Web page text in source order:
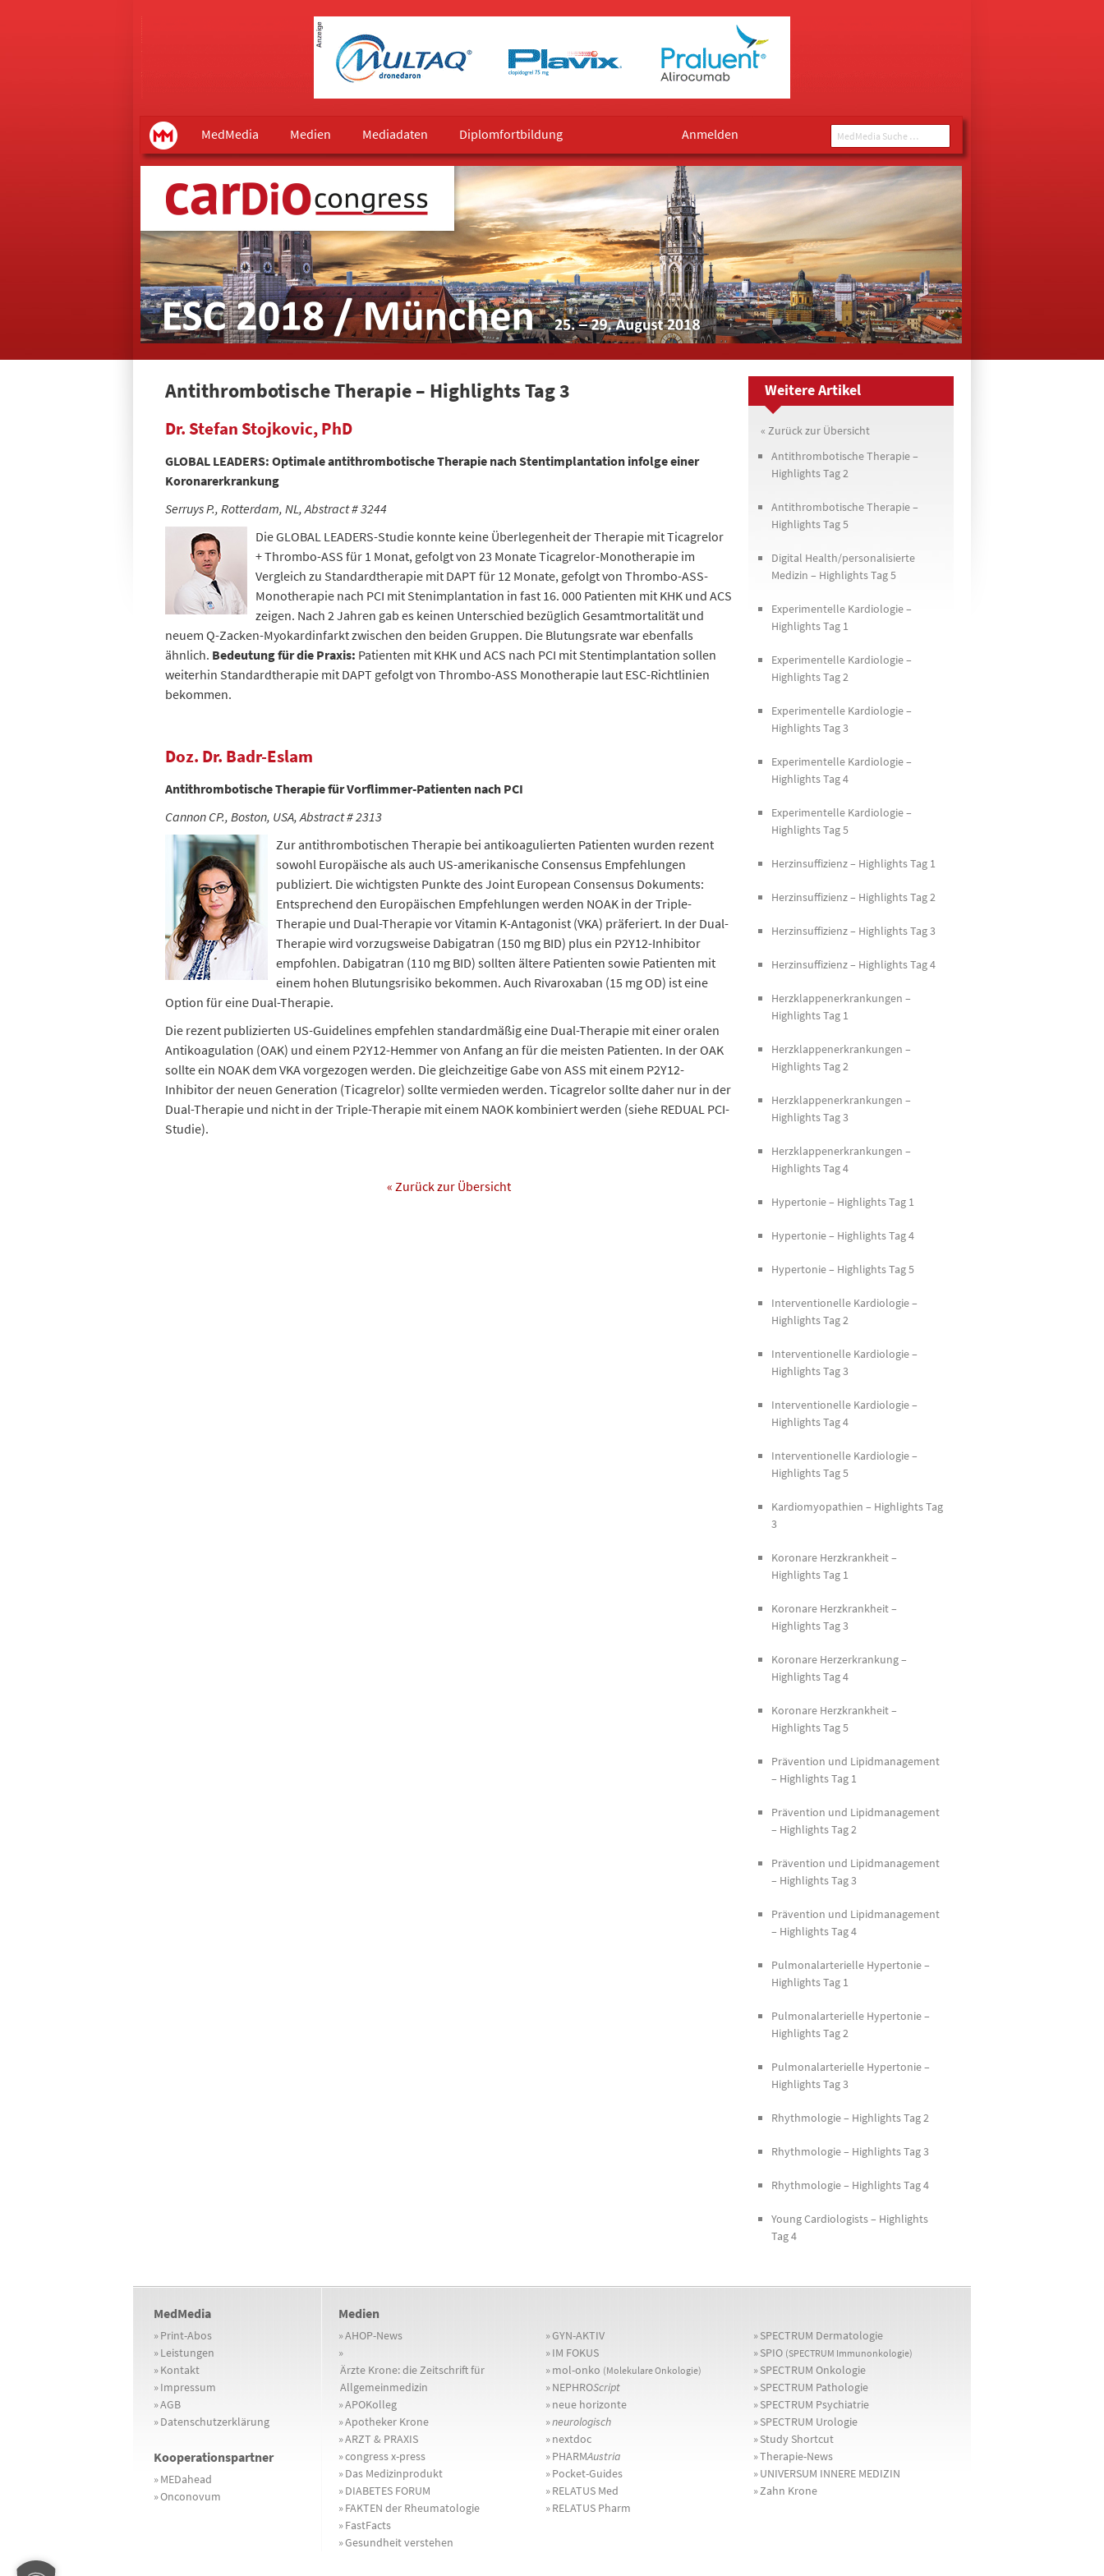
Main menu
MedMediaMedMedia Medien Mediadaten Diplomfortbildung Anmelden MedMedia Suche ...
Antithrombotische Therapie – Highlights Tag 3
Dr. Stefan Stojkovic, PhD
GLOBAL LEADERS: Optimale antithrombotische Therapie nach Stentimplantation infolge einer
Koronarerkrankung
Serruys P., Rotterdam, NL, Abstract # 3244
Die GLOBAL LEADERS-Studie konnte keine Überlegenheit der Therapie mit Ticagrelor
+ Thrombo-ASS für 1 Monat, gefolgt von 23 Monate Ticagrelor-Monotherapie im
Vergleich zu Standardtherapie mit DAPT für 12 Monate, gefolgt von Thrombo-ASS-
Monotherapie nach PCI mit Stenimplantation in fast 16. 000 Patienten mit KHK und ACS
zeigen. Nach 2 Jahren gab es keinen Unterschied bezüglich Gesamtmortalität und
neuem Q-Zacken-Myokardinfarkt zwischen den beiden Gruppen. Die Blutungsrate war ebenfalls
ähnlich. Bedeutung für die Praxis: Patienten mit KHK und ACS nach PCI mit Stentimplantation sollen
weiterhin Standardtherapie mit DAPT gefolgt von Thrombo-ASS Monotherapie laut ESC-Richtlinien
bekommen.
Doz. Dr. Badr-Eslam
Antithrombotische Therapie für Vorflimmer-Patienten nach PCI
Cannon CP., Boston, USA, Abstract # 2313
Zur antithrombotischen Therapie bei antikoagulierten Patienten wurden rezent
sowohl Europäische als auch US-amerikanische Consensus Empfehlungen
publiziert. Die wichtigsten Punkte des Joint European Consensus Dokuments:
Entsprechend den Europäischen Empfehlungen werden NOAK in der Triple-
Therapie und Dual-Therapie vor Vitamin K-Antagonist (VKA) präferiert. In der Dual-
Therapie wird vorzugsweise Dabigatran (150 mg BID) plus ein P2Y12-Inhibitor
empfohlen. Dabigatran (110 mg BID) sollten ältere Patienten sowie Patienten mit
einem hohen Blutungsrisiko bekommen. Auch Rivaroxaban (15 mg OD) ist eine
Option für eine Dual-Therapie.
Die rezent publizierten US-Guidelines empfehlen standardmäßig eine Dual-Therapie mit einer oralen
Antikoagulation (OAK) und einem P2Y12-Hemmer von Anfang an für die meisten Patienten. In der OAK
sollte ein NOAK dem VKA vorgezogen werden. Die gleichzeitige Gabe von ASS mit einem P2Y12-
Inhibitor der neuen Generation (Ticagrelor) sollte vermieden werden. Ticagrelor sollte daher nur in der
Dual-Therapie und nicht in der Triple-Therapie mit einem NAOK kombiniert werden (siehe REDUAL PCI-
Studie).
« Zurück zur Übersicht
Weitere Artikel
« Zurück zur Übersicht
Antithrombotische Therapie –
Highlights Tag 2
Antithrombotische Therapie –
Highlights Tag 5
Digital Health/personalisierte
Medizin – Highlights Tag 5
Experimentelle Kardiologie –
Highlights Tag 1
Experimentelle Kardiologie –
Highlights Tag 2
Experimentelle Kardiologie –
Highlights Tag 3
Experimentelle Kardiologie –
Highlights Tag 4
Experimentelle Kardiologie –
Highlights Tag 5
Herzinsuffizienz – Highlights Tag 1
Herzinsuffizienz – Highlights Tag 2
Herzinsuffizienz – Highlights Tag 3
Herzinsuffizienz – Highlights Tag 4
Herzklappenerkrankungen –
Highlights Tag 1
Herzklappenerkrankungen –
Highlights Tag 2
Herzklappenerkrankungen –
Highlights Tag 3
Herzklappenerkrankungen –
Highlights Tag 4
Hypertonie – Highlights Tag 1
Hypertonie – Highlights Tag 4
Hypertonie – Highlights Tag 5
Interventionelle Kardiologie –
Highlights Tag 2
Interventionelle Kardiologie –
Highlights Tag 3
Interventionelle Kardiologie –
Highlights Tag 4
Interventionelle Kardiologie –
Highlights Tag 5
Kardiomyopathien – Highlights Tag
3
Koronare Herzkrankheit –
Highlights Tag 1
Koronare Herzkrankheit –
Highlights Tag 3
Koronare Herzerkrankung –
Highlights Tag 4
Koronare Herzkrankheit –
Highlights Tag 5
Prävention und Lipidmanagement
– Highlights Tag 1
Prävention und Lipidmanagement
– Highlights Tag 2
Prävention und Lipidmanagement
– Highlights Tag 3
Prävention und Lipidmanagement
– Highlights Tag 4
Pulmonalarterielle Hypertonie –
Highlights Tag 1
Pulmonalarterielle Hypertonie –
Highlights Tag 2
Pulmonalarterielle Hypertonie –
Highlights Tag 3
Rhythmologie – Highlights Tag 2
Rhythmologie – Highlights Tag 3
Rhythmologie – Highlights Tag 4
Young Cardiologists – Highlights
Tag 4
MedMedia
»Print-Abos
»Leistungen
»Kontakt
»Impressum
»AGB
»Datenschutzerklärung
Kooperationspartner
»MEDahead
»Onconovum
Medien
»AHOP-News
»
Ärzte Krone: die Zeitschrift für
Allgemeinmedizin
»APOKolleg
»Apotheker Krone
»ARZT & PRAXIS
»congress x-press
»Das Medizinprodukt
»DIABETES FORUM
»FAKTEN der Rheumatologie
»FastFacts
»Gesundheit verstehen
»GYN-AKTIV
»IM FOKUS
»mol-onko (Molekulare Onkologie)
»NEPHROScript
»neue horizonte
»neurologisch
»nextdoc
»PHARMAustria
»Pocket-Guides
»RELATUS Med
»RELATUS Pharm
»SPECTRUM Dermatologie
»SPIO (SPECTRUM Immunonkologie)
»SPECTRUM Onkologie
»SPECTRUM Pathologie
»SPECTRUM Psychiatrie
»SPECTRUM Urologie
»Study Shortcut
»Therapie-News
»UNIVERSUM INNERE MEDIZIN
»Zahn Krone